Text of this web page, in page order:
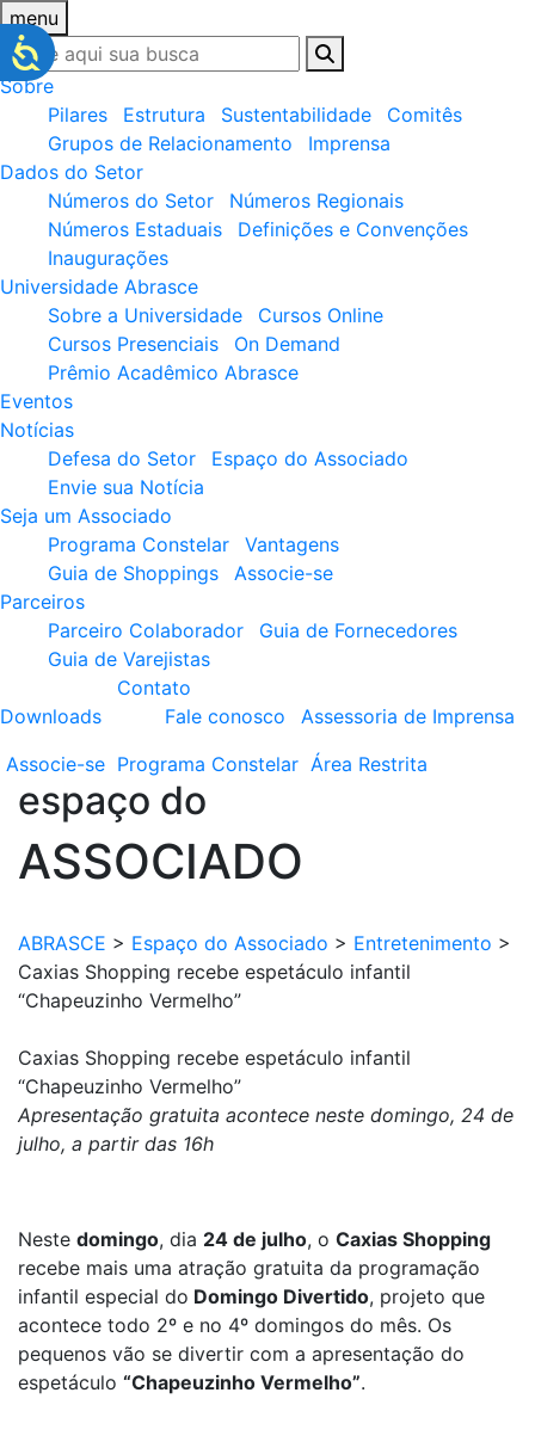
menu
Sobre
Pilares
Estrutura Sustentabilidade
Comitês
Grupos de Relacionamento
Imprensa
Dados do Setor
Números do Setor
Números Regionais
Números Estaduais
Definições e Convenções
Inaugurações
Universidade Abrasce
Sobre a Universidade
Cursos Online
Cursos Presenciais
On Demand
Prêmio Acadêmico Abrasce
Eventos
Notícias
Defesa do Setor
Espaço do Associado
Envie sua Notícia
Seja um Associado
Programa Constelar
Vantagens
Guia de Shoppings
Associe-se
Parceiros
Parceiro Colaborador
Guia de Fornecedores
Guia de Varejistas
Downloads
Contato
Fale conosco
Assessoria de Imprensa
Associe-se Programa Constelar Área Restrita
espaço do
ASSOCIADO
ABRASCE > Espaço do Associado > Entretenimento >
Caxias Shopping recebe espetáculo infantil
“Chapeuzinho Vermelho”
Caxias Shopping recebe espetáculo infantil
“Chapeuzinho Vermelho”
Apresentação gratuita acontece neste domingo, 24 de
julho, a partir das 16h
Neste domingo, dia 24 de julho, o Caxias Shopping
recebe mais uma atração gratuita da programação
infantil especial do Domingo Divertido, projeto que
acontece todo 2º e no 4º domingos do mês. Os
pequenos vão se divertir com a apresentação do
espetáculo “Chapeuzinho Vermelho”.